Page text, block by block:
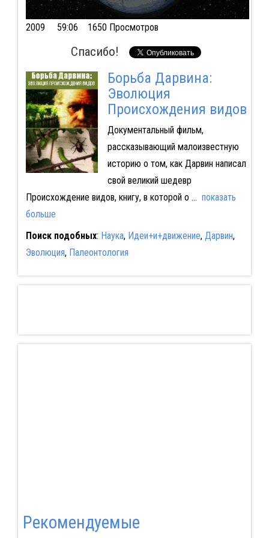
2009 59:06 1650 Просмотров
Спасибо!
Борьба Дарвина:
Эволюция
Происхождения видов
Документальный фильм,
рассказывающий малоизвестную
историю о том, как Дарвин написал
свой великий шедевр
Происхождение видов, книгу, в которой о ... показать
больше
Поиск подобных: Наука, Идеи+и+движение, Дарвин,
Эволюция, Палеонтология
Pекомендуемые